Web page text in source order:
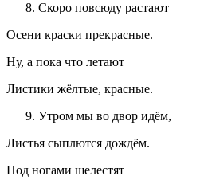
Скоро повсюду растают
Осени краски прекрасные.
Ну, а пока что летают
Листики жёлтые, красные.
Утром мы во двор идём,
Листья сыплются дождём.
Под ногами шелестят